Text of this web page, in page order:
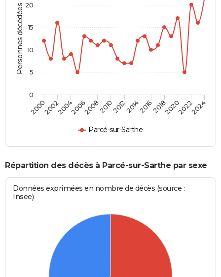
Personnes décédées
Parcé-sur-Sarthe
2000200220042006200820102012201420162018202020222024
0
5
10
15
20
Répartition des décès à Parcé-sur-Sarthe par sexe
Données exprimées en nombre de décès (source :
Insee)